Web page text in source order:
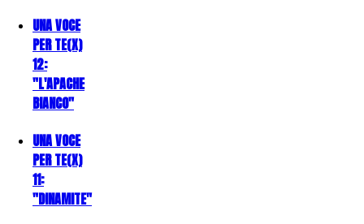
UNA VOCE
PER TE(X)
12:
"L'APACHE
BIANCO"
UNA VOCE
PER TE(X)
11:
"DINAMITE"